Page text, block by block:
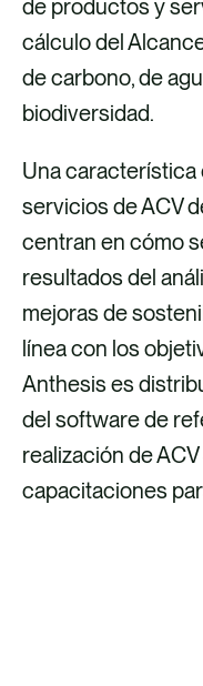
de productos y
cálculo del
de carbono, de
biodiversidad.
Una característica
servicios de ACV
centran en cómo
resultados del
mejoras de
línea con los
Anthesis es
del software de
realización de
capacitaciones